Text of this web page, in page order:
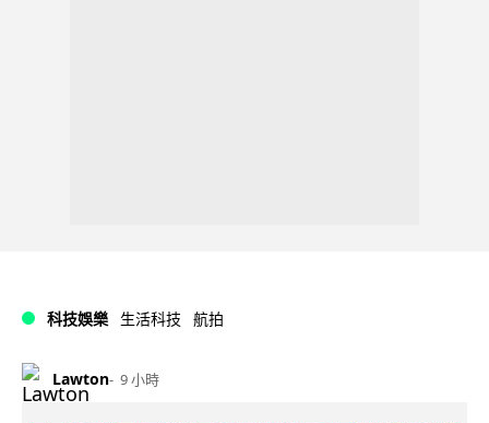
科技娛樂 生活科技 航拍
Lawton 9 小時